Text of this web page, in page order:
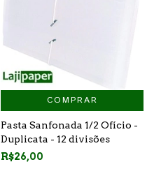
COMPRAR
Pasta Sanfonada 1/2 Ofício -
Duplicata - 12 divisões
R$26,00